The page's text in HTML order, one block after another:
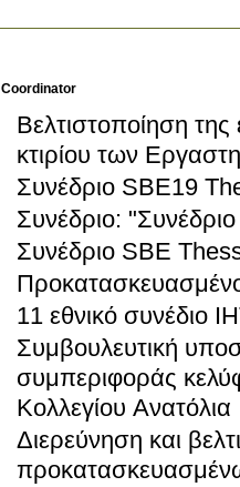
Coordinator
Βελτιστοποίηση
κτιρίου των
Συνέδριο SBE19
Συνέδριο:
Συνέδριο SBE
11 εθνικό συνέδιο
Συμβουλευτική
συμπεριφοράς
Κολλεγίου Ανατόλια
Διερεύνηση και